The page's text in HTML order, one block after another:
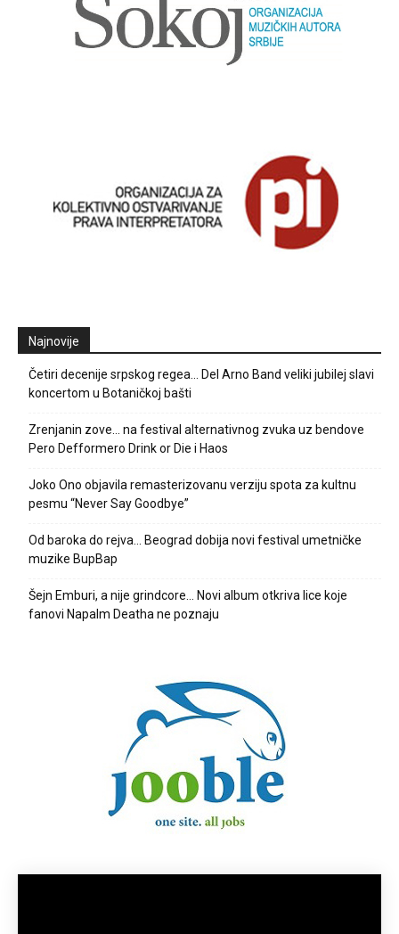
Najnovije
Četiri decenije srpskog regea… Del Arno Band veliki jubilej slavi
koncertom u Botaničkoj bašti
Zrenjanin zove… na festival alternativnog zvuka uz bendove
Pero Defformero Drink or Die i Haos
Joko Ono objavila remasterizovanu verziju spota za kultnu
pesmu “Never Say Goodbye”
Od baroka do rejva… Beograd dobija novi festival umetničke
muzike BupBap
Šejn Emburi, a nije grindcore… Novi album otkriva lice koje
fanovi Napalm Deatha ne poznaju